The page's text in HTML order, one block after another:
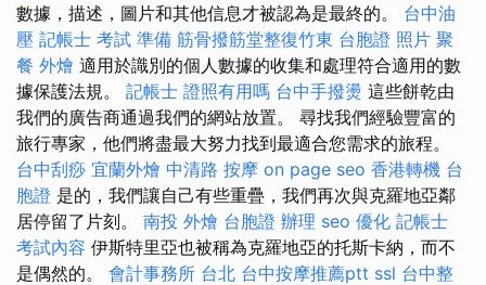
數據，描述，圖片和其他信息才被認為是最終的。 台中油
壓 記帳士 考試 準備 筋骨撥筋堂整復竹東 台胞證 照片 聚
餐 外燴 適用於識別的個人數據的收集和處理符合適用的數
據保護法規。 記帳士 證照有用嗎 台中手撥燙 這些餅乾由
我們的廣告商通過我們的網站放置。 尋找我們經驗豐富的
旅行專家，他們將盡最大努力找到最適合您需求的旅程。
台中刮痧 宜蘭外燴 中清路 按摩 on page seo 香港轉機 台
胞證 是的，我們讓自己有些重疊，我們再次與克羅地亞鄰
居停留了片刻。 南投 外燴 台胞證 辦理 seo 優化 記帳士
考試內容 伊斯特里亞也被稱為克羅地亞的托斯卡納，而不
是偶然的。 會計事務所 台北 台中按摩推薦ptt ssl 台中整